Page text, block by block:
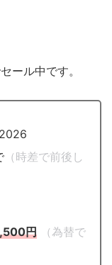
ール中です。
（時差で前後し
円
（為替で